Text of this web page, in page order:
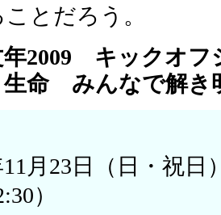
とだろう。
年2009 キックオ
生命 みんなで解
11月23日（日・祝
）